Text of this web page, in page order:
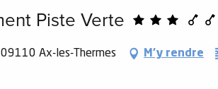
Piste Verte
Ax-les-Thermes M'y rendre